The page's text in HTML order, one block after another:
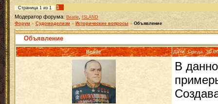
Страница 1из 1
1
Модератор форума: Beatle,
ISLAND
Форум » Судомоделизм » Исторические вопросы » Объявление
Объявление
Beatle Дата: Среда,
В